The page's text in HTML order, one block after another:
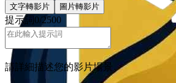
文字轉影片 圖片轉影片
提示詞0/2500
請詳細描述您的影片場景。